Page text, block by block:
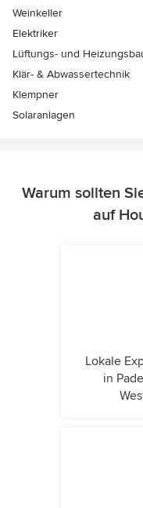
Weinkeller
Elektriker
Lüftungs- und
Klär- & Abwassertechnik
Klempner
Solaranlagen
Warum sollten
auf
Lokale
in